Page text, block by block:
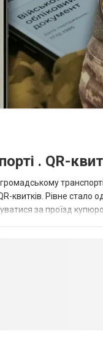
. QR-
квитків. Рівне стало
за проїзд